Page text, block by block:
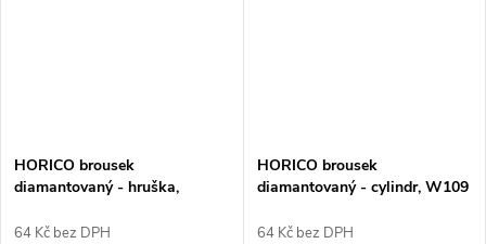
HORICO brousek
diamantovaný - hruška,
64 Kč bez DPH
HORICO brousek
diamantovaný - cylindr, W109
64 Kč bez DPH